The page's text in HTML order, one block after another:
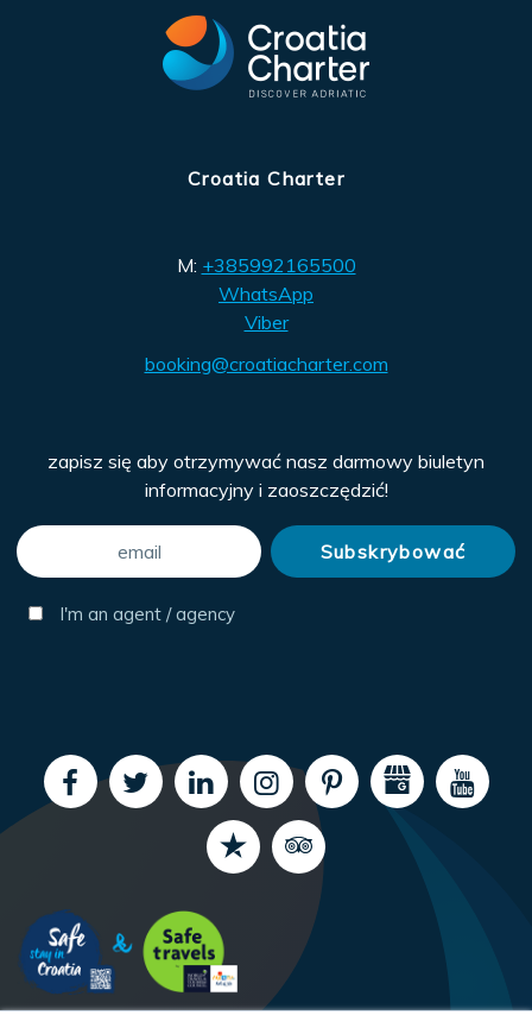
Croatia Charter
M: +385992165500
WhatsApp
Viber
booking@croatiacharter.com
zapisz się aby otrzymywać nasz darmowy biuletyn
informacyjny i zaoszczędzić!
I'm an agent / agency